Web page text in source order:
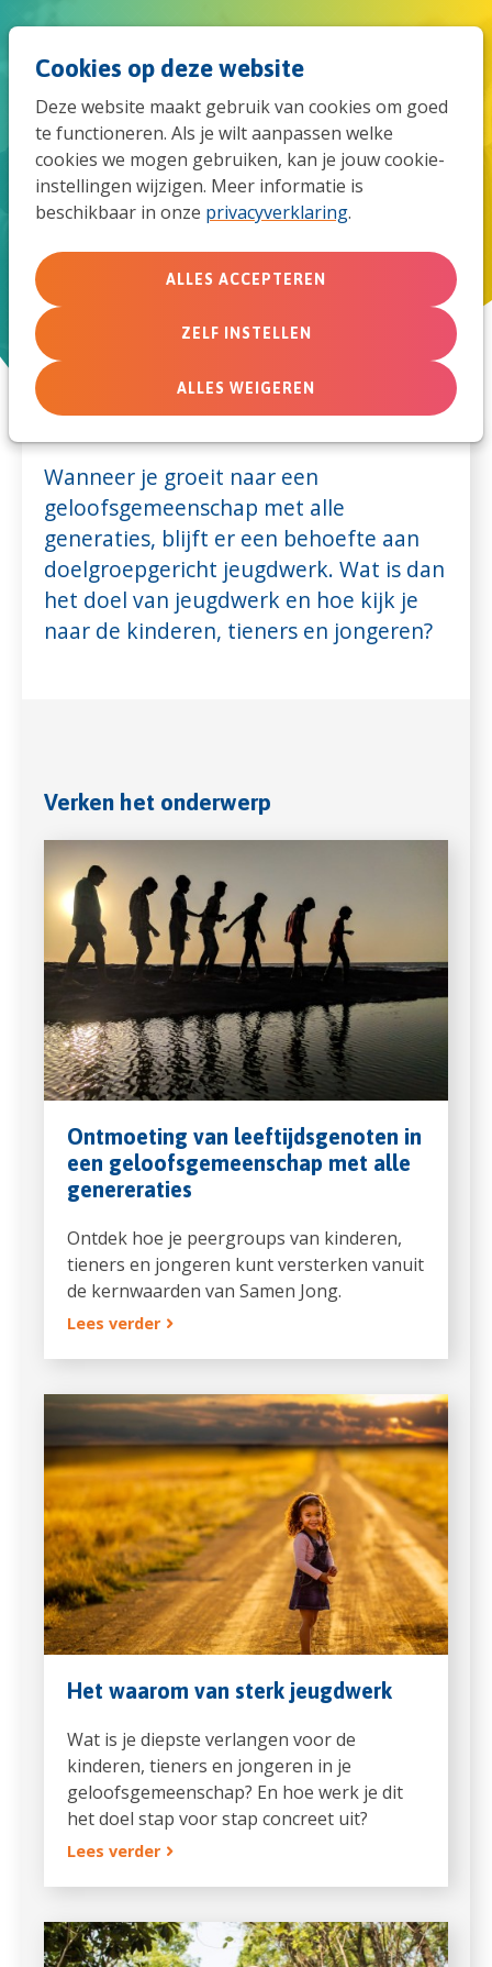
Cookies op deze website
Deze website maakt gebruik van cookies om goed
te functioneren. Als je wilt aanpassen welke
cookies we mogen gebruiken, kan je jouw cookie-
instellingen wijzigen. Meer informatie is
beschikbaar in onze privacyverklaring.
ALLES ACCEPTEREN
ZELF INSTELLEN
ALLES WEIGEREN
naar
de
Sterk jeugdwerk
Jeugdwerk in een
geloofsgemeenschap met alle
generaties
Wanneer je groeit naar een
geloofsgemeenschap met alle
generaties, blijft er een behoefte aan
doelgroepgericht jeugdwerk. Wat is dan
het doel van jeugdwerk en hoe kijk je
naar de kinderen, tieners en jongeren?
Verken het onderwerp
Ontmoeting van leeftijdsgenoten in
een geloofsgemeenschap met alle
genereraties
Ontdek hoe je peergroups van kinderen,
tieners en jongeren kunt versterken vanuit
de kernwaarden van Samen Jong.
Lees verder
Het waarom van sterk jeugdwerk
Wat is je diepste verlangen voor de
kinderen, tieners en jongeren in je
geloofsgemeenschap? En hoe werk je dit
het doel stap voor stap concreet uit?
Lees verder